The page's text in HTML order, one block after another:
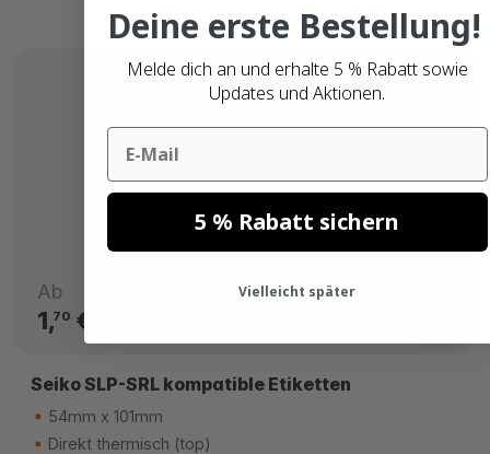
Ab
1,70€
Seiko SLP-SRL kompatible Etiketten
54mm x 101mm
Direkt thermisch (top)
Deine erste Bestellung!
Melde dich an und erhalte 5 % Rabatt sowie
Updates und Aktionen.
Email
5 % Rabatt sichern
Vielleicht später